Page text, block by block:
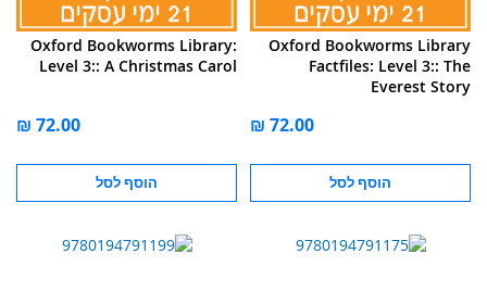
Oxford Bookworms Library
Factfiles: Level 3:: The
Everest Story
הוסף לסל
Oxford Bookworms Library:
Level 3:: A Christmas Carol
הוסף לסל